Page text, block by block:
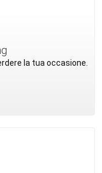
la tua occasione.